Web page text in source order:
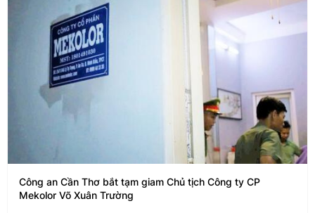
Công an Cần Thơ bắt tạm giam Chủ tịch Công ty CP
Mekolor Võ Xuân Trường